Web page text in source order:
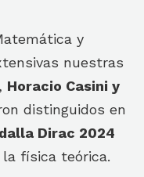
y
nuestras
Horacio Casini y
distinguidos en
Dirac 2024
física teórica.